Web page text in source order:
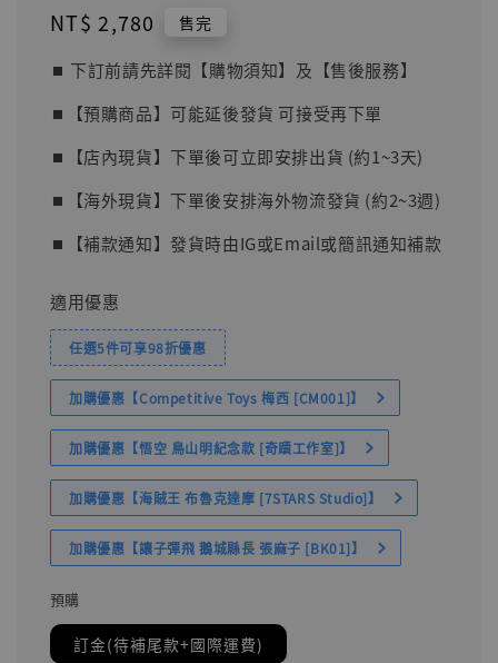
Regular
NT$ 2,780 售完
⏹︎ 下訂前請先詳閱【購物須知】及【售後服務】
⏹︎【預購商品】可能延後發貨 可接受再下單
⏹︎【店內現貨】下單後可立即安排出貨 (約1~3天)
⏹︎【海外現貨】下單後安排海外物流發貨 (約2~3週)
⏹︎【補款通知】發貨時由IG或Email或簡訊通知補款
適用優惠
任選5件可享98折優惠
加購優惠【Competitive Toys 梅西 [CM001]】
加購優惠【悟空 鳥山明紀念款 [奇蹟工作室]】
加購優惠【海賊王 布魯克達摩 [7STARS Studio]】
加購優惠【讓子彈飛 鵝城縣長 張麻子 [BK01]】
預購
訂金(待補尾款+國際運費)